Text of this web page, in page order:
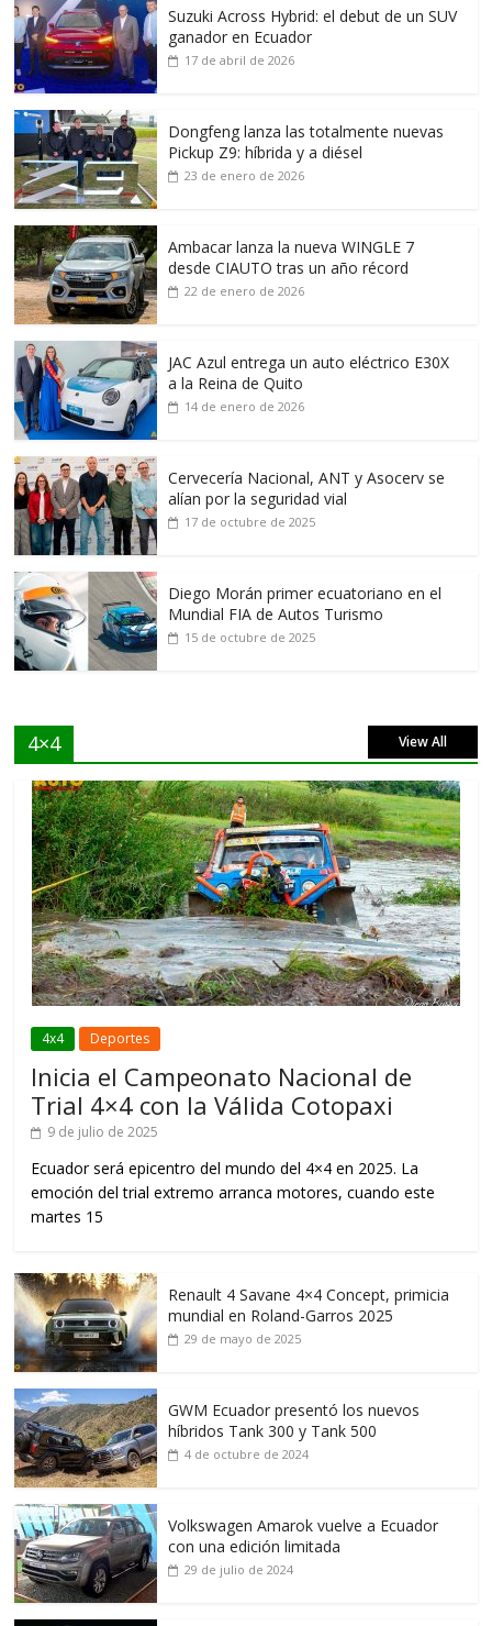
Suzuki Across Hybrid: el debut de un SUV
ganador en Ecuador
17 de abril de 2026
Dongfeng lanza las totalmente nuevas
Pickup Z9: híbrida y a diésel
23 de enero de 2026
Ambacar lanza la nueva WINGLE 7
desde CIAUTO tras un año récord
22 de enero de 2026
JAC Azul entrega un auto eléctrico E30X
a la Reina de Quito
14 de enero de 2026
Cervecería Nacional, ANT y Asocerv se
alían por la seguridad vial
17 de octubre de 2025
Diego Morán primer ecuatoriano en el
Mundial FIA de Autos Turismo
15 de octubre de 2025
4×4 View All
4x4 Deportes
Inicia el Campeonato Nacional de
Trial 4×4 con la Válida Cotopaxi
9 de julio de 2025
Ecuador será epicentro del mundo del 4×4 en 2025. La
emoción del trial extremo arranca motores, cuando este
martes 15
Renault 4 Savane 4×4 Concept, primicia
mundial en Roland-Garros 2025
29 de mayo de 2025
GWM Ecuador presentó los nuevos
híbridos Tank 300 y Tank 500
4 de octubre de 2024
Volkswagen Amarok vuelve a Ecuador
con una edición limitada
29 de julio de 2024